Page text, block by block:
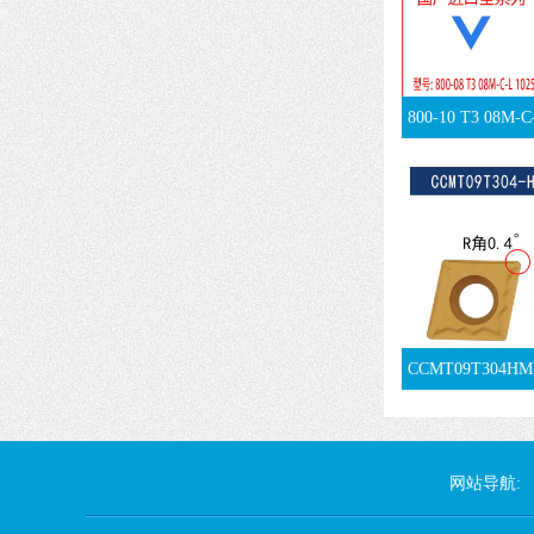
800-10 T3 08M-C-G
CCMT09T304HMP
网站导航: